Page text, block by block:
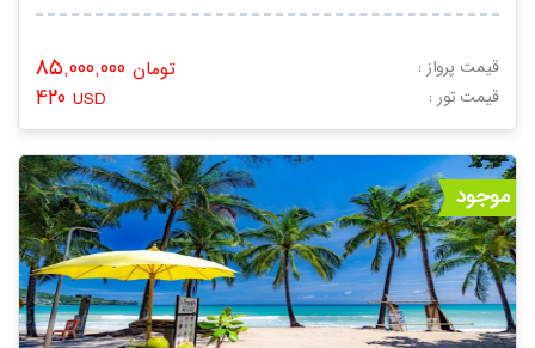
تومان قیمت پرواز :
420 USD : قیمت تور
موجود